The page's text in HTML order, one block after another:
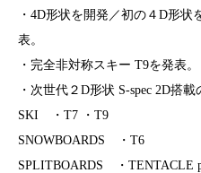
・4D形状を開発／初の４D形
表。
・完全非対称スキー T9を発表。
・次世代２D形状 S-spec 2D搭載
SKI ・T7 ・T9
SNOWBOARDS ・T6
SPLITBOARDS ・TENTACLE